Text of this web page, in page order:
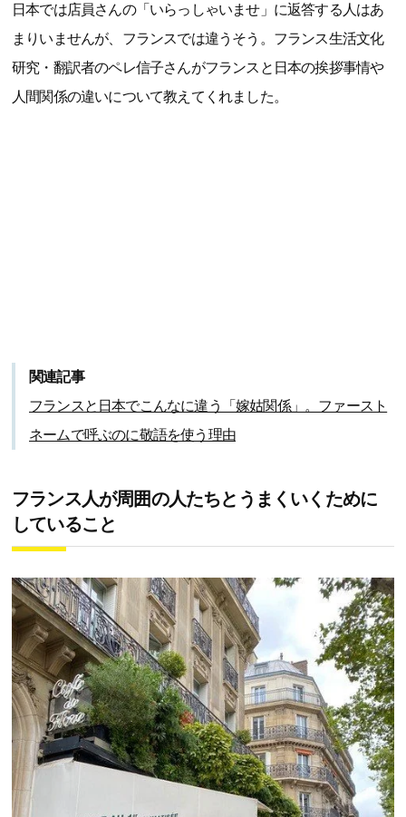
日本では店員さんの「いらっしゃいませ」に返答する人はあ
まりいませんが、フランスでは違うそう。フランス生活文化
研究・翻訳者のペレ信子さんがフランスと日本の挨拶事情や
人間関係の違いについて教えてくれました。
関連記事
フランスと日本でこんなに違う「嫁姑関係」。ファースト
ネームで呼ぶのに敬語を使う理由
フランス人が周囲の人たちとうまくいくために
していること